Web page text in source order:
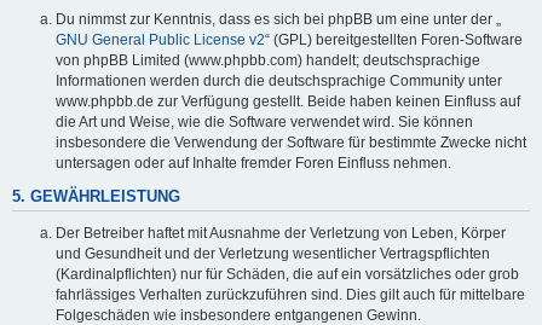
Du nimmst zur Kenntnis, dass es sich bei phpBB um eine unter der „
GNU General Public License v2“ (GPL) bereitgestellten Foren-Software
von phpBB Limited (www.phpbb.com) handelt; deutschsprachige
Informationen werden durch die deutschsprachige Community unter
www.phpbb.de zur Verfügung gestellt. Beide haben keinen Einfluss auf
die Art und Weise, wie die Software verwendet wird. Sie können
insbesondere die Verwendung der Software für bestimmte Zwecke nicht
untersagen oder auf Inhalte fremder Foren Einfluss nehmen.
5. GEWÄHRLEISTUNG
Der Betreiber haftet mit Ausnahme der Verletzung von Leben, Körper
und Gesundheit und der Verletzung wesentlicher Vertragspflichten
(Kardinalpflichten) nur für Schäden, die auf ein vorsätzliches oder grob
fahrlässiges Verhalten zurückzuführen sind. Dies gilt auch für mittelbare
Folgeschäden wie insbesondere entgangenen Gewinn.